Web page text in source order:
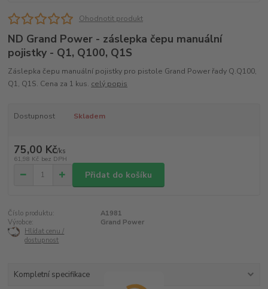
Ohodnotit produkt
ND Grand Power - záslepka čepu manuální
pojistky - Q1, Q100, Q1S
Záslepka čepu manuální pojistky pro pistole Grand Power řady Q.Q100,
Q1, Q1S. Cena za 1 kus. celý popis
Dostupnost Skladem
75,00 Kč/ks
61,98 Kč bez DPH
Přidat do košíku
Číslo produktu:
A1981
Výrobce:
Grand Power
Hlídat cenu /
dostupnost
Kompletní specifikace